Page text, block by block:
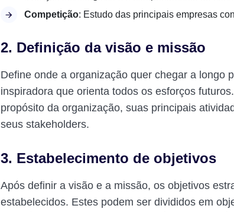
Competição: Estudo das principais empresas
2. Definição da visão e missão
Define onde a organização quer chegar a longo
inspiradora que orienta todos os esforços
propósito da organização, suas principais
seus stakeholders.
3. Estabelecimento de objetivos
Após definir a visão e a missão, os objetivos
estabelecidos. Estes podem ser divididos em